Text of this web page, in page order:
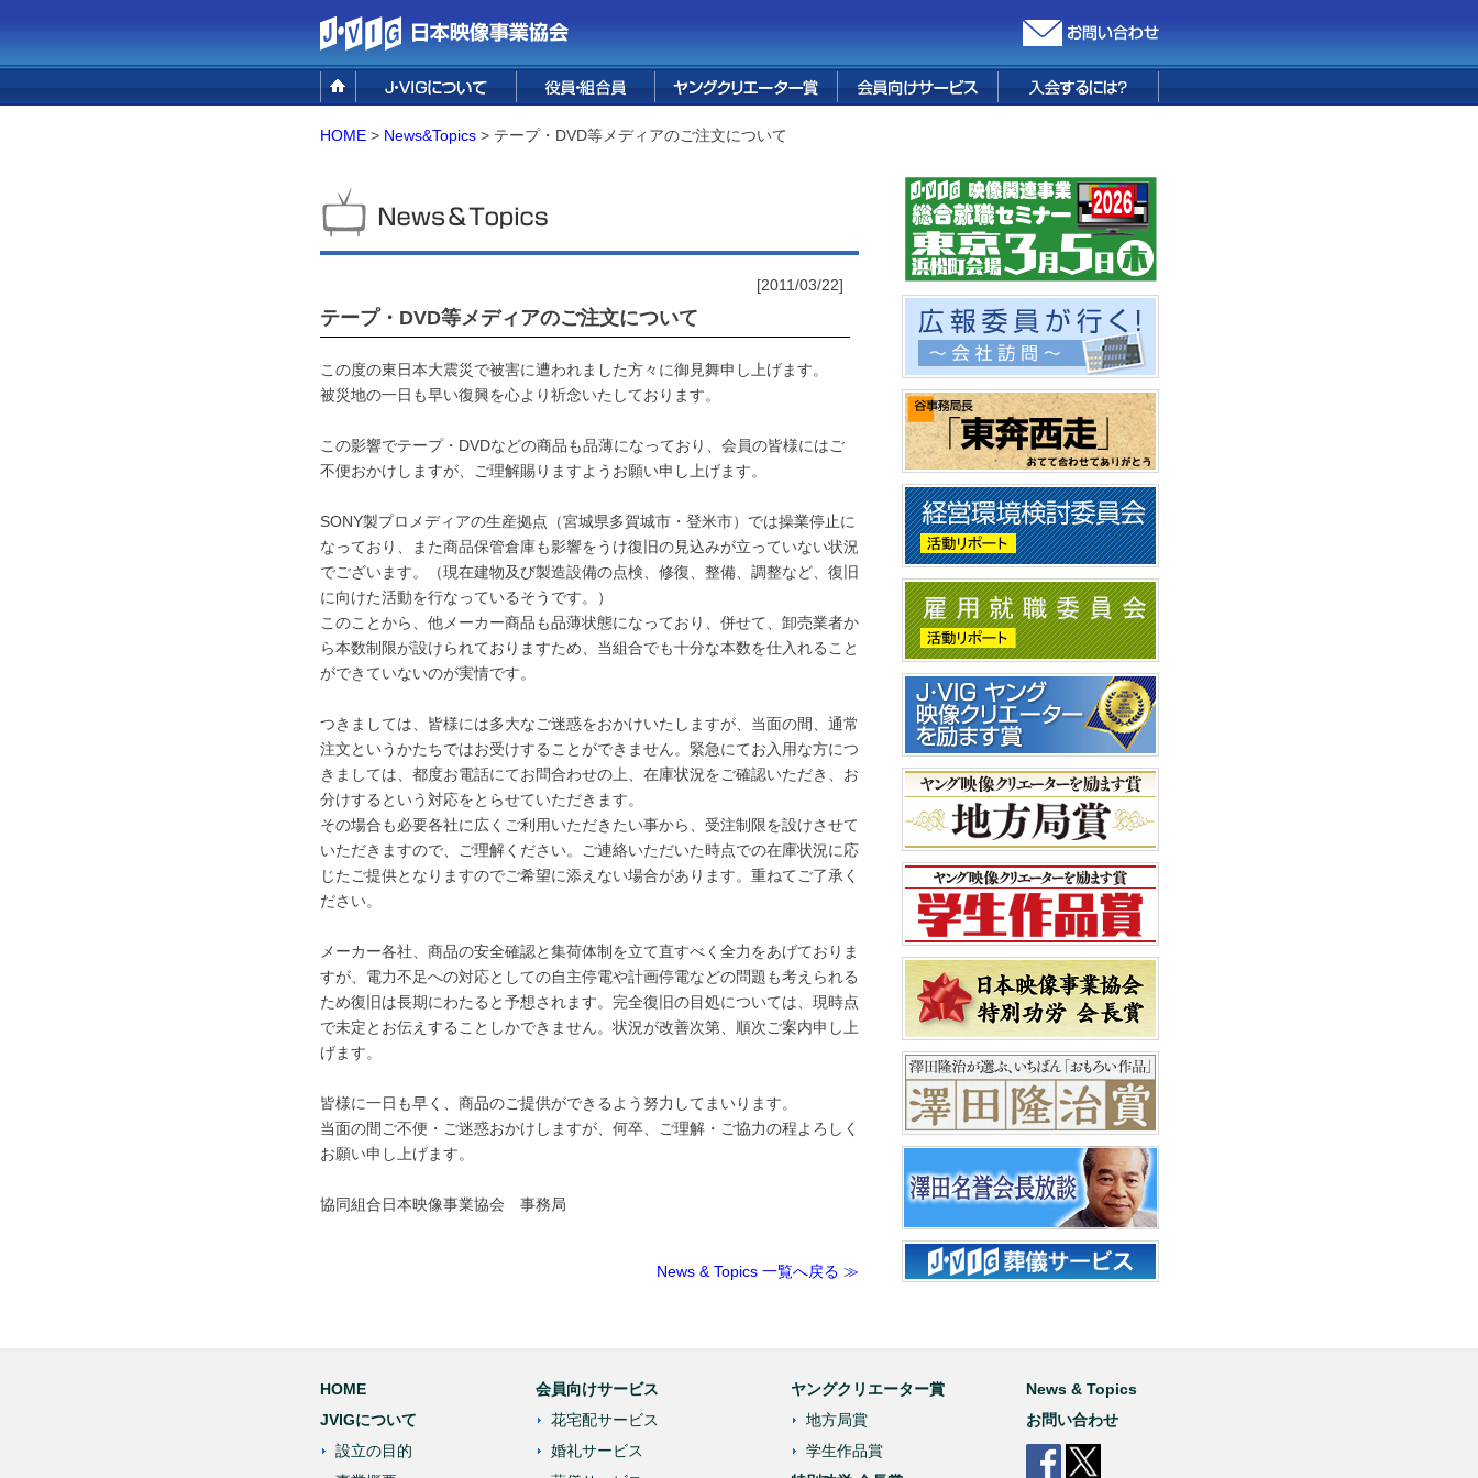
HOME> News&Topics> テープ・DVD等メディアのご注文について
[2011/03/22]
テープ・DVD等メディアのご注文について
この度の東日本大震災で被害に遭われました方々に御見舞申し上げます。
被災地の一日も早い復興を心より祈念いたしております。
この影響でテープ・DVDなどの商品も品薄になっており、会員の皆様にはご
不便おかけしますが、ご理解賜りますようお願い申し上げます。
SONY製プロメディアの生産拠点（宮城県多賀城市・登米市）では操業停止に
なっており、また商品保管倉庫も影響をうけ復旧の見込みが立っていない状況
でございます。（現在建物及び製造設備の点検、修復、整備、調整など、復旧
に向けた活動を行なっているそうです。）
このことから、他メーカー商品も品薄状態になっており、併せて、卸売業者か
ら本数制限が設けられておりますため、当組合でも十分な本数を仕入れること
ができていないのが実情です。
つきましては、皆様には多大なご迷惑をおかけいたしますが、当面の間、通常
注文というかたちではお受けすることができません。緊急にてお入用な方につ
きましては、都度お電話にてお問合わせの上、在庫状況をご確認いただき、お
分けするという対応をとらせていただきます。
その場合も必要各社に広くご利用いただきたい事から、受注制限を設けさせて
いただきますので、ご理解ください。ご連絡いただいた時点での在庫状況に応
じたご提供となりますのでご希望に添えない場合があります。重ねてご了承く
ださい。
メーカー各社、商品の安全確認と集荷体制を立て直すべく全力をあげておりま
すが、電力不足への対応としての自主停電や計画停電などの問題も考えられる
ため復旧は長期にわたると予想されます。完全復旧の目処については、現時点
で未定とお伝えすることしかできません。状況が改善次第、順次ご案内申し上
げます。
皆様に一日も早く、商品のご提供ができるよう努力してまいります。
当面の間ご不便・ご迷惑おかけしますが、何卒、ご理解・ご協力の程よろしく
お願い申し上げます。
協同組合日本映像事業協会 事務局
News & Topics 一覧へ戻る ≫
HOME
JVIGについて
設立の目的
会員向けサービス
花宅配サービス
婚礼サービス
ヤングクリエーター賞
地方局賞
学生作品賞
News & Topics
お問い合わせ